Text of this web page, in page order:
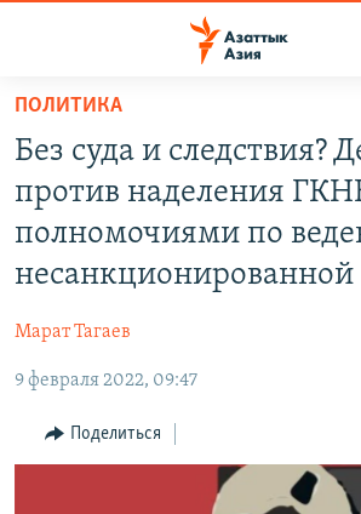
Вернуться
основному
содержанию
Вернутся
главной
Вернутся
КАЗАХСТАН
НОВОСТИ
ВОЙНА В УКРАИНЕ
КЫРГЫЗЧА
ЎЗБЕКЧА
ТОҶИКӢ
ПОДПИШИТЕСЬ НА НАС В СОЦСЕТЯХ
Все сайты РСЕ/РС
ПОЛИТИКА
Без суда и следствия?
против наделения
полномочиями по
Марат Тагаев
9 февраля 2022, 09:47
Поделиться